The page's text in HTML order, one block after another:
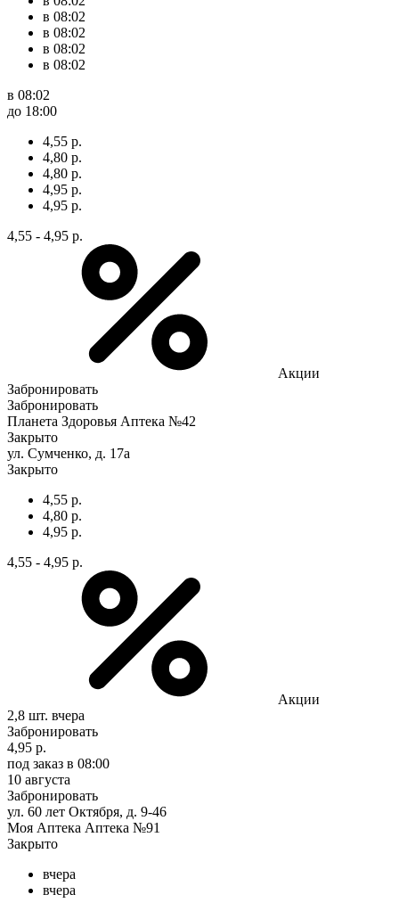
в 08:02
в 08:02
в 08:02
в 08:02
в 08:02
до 18:00
4,55 р.
4,80 р.
4,80 р.
4,95 р.
4,95 р.
4,55 - 4,95 р.
Акции
Забронировать
Забронировать
Планета Здоровья Аптека №42
Закрыто
ул. Сумченко, д. 17а
Закрыто
4,55 р.
4,80 р.
4,95 р.
4,55 - 4,95 р.
Акции
2,8 шт. вчера
Забронировать
4,95 р.
под заказ в 08:00
10 августа
Забронировать
ул. 60 лет Октября, д. 9-46
Моя Аптека Аптека №91
Закрыто
вчера
вчера